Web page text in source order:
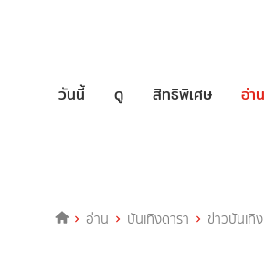
วันนี้ ดู สิทธิพิเศษ อ่าน
อ่าน บันเทิงดารา ข่าวบันเทิง